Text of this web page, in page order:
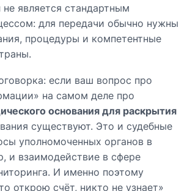
является стандартным
для передачи обычно нужны
процедуры и компетентные
если ваш вопрос про
на самом деле про
основания для раскрытия
существуют. Это и судебные
уполномоченных органов в
и взаимодействие в сфере
И именно поэтому
открою счёт, никто не узнает»